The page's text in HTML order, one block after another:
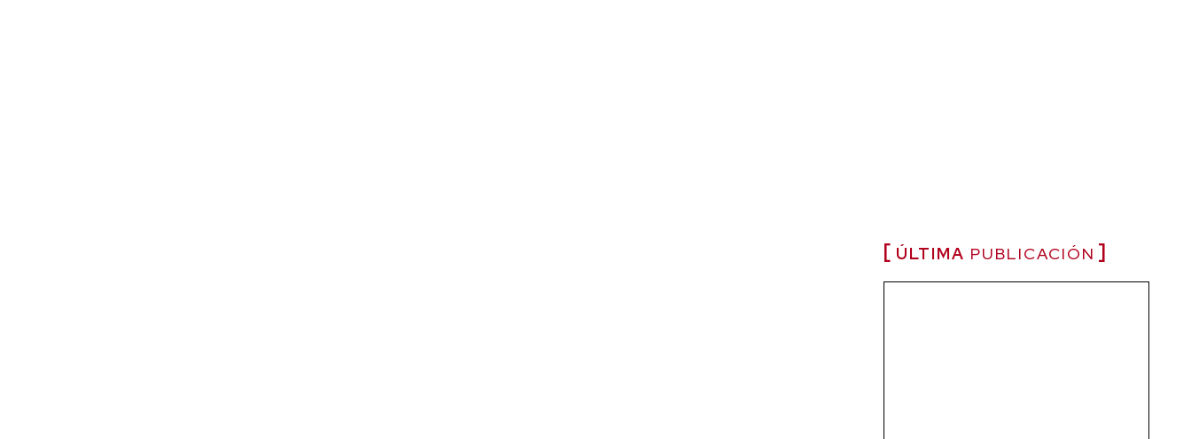
ÚLTIMA PUBLICACIÓN